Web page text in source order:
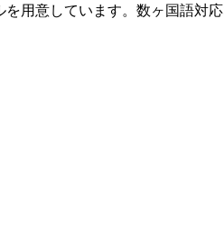
用意しています。数ヶ国語対